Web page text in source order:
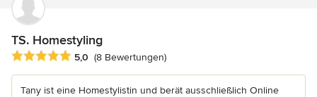
TS. Homestyling
Durchschnittliche Bewertung: 5 von 5 Sternen
5,0 (8 Bewertungen)
Tany ist eine Homestylistin und berät ausschließlich Online